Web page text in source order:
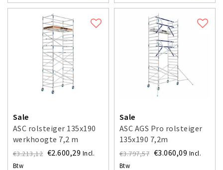
Sale
ASC rolsteiger 135x190
werkhoogte 7,2 m
€3.213,12 €2.600,29 Incl.
Btw
Sale
ASC AGS Pro rolsteiger
135x190 7,2m
werkhoogte
voorloopleuning enkel
€3.797,57 €3.060,09 Incl.
Btw